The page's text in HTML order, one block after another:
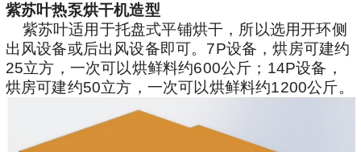
紫苏叶热泵烘干机造型
紫苏叶适用于托盘式平铺烘干，所以选用开环侧
出风设备或后出风设备即可。7P设备，烘房可建约
25立方，一次可以烘鲜料约600公斤；14P设备，
烘房可建约50立方，一次可以烘鲜料约1200公斤。